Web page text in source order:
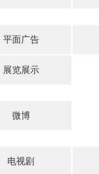
平面广告
展览展示
微博
电视剧